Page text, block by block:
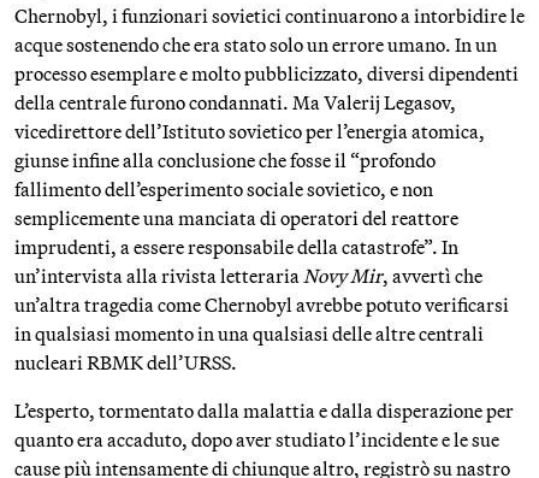
Chernobyl, i funzionari sovietici continuarono a intorbidire le
acque sostenendo che era stato solo un errore umano. In un
processo esemplare e molto pubblicizzato, diversi dipendenti
della centrale furono condannati. Ma Valerij Legasov,
vicedirettore dell’Istituto sovietico per l’energia atomica,
giunse infine alla conclusione che fosse il “profondo
fallimento dell’esperimento sociale sovietico, e non
semplicemente una manciata di operatori del reattore
imprudenti, a essere responsabile della catastrofe”. In
un’intervista alla rivista letterariaNovy Mir, avvertì che
un’altra tragedia come Chernobyl avrebbe potuto verificarsi
in qualsiasi momento in una qualsiasi delle altre centrali
nucleari RBMK dell’URSS.
L’esperto, tormentato dalla malattia e dalla disperazione per
quanto era accaduto, dopo aver studiato l’incidente e le sue
cause più intensamente di chiunque altro, registrò su nastro